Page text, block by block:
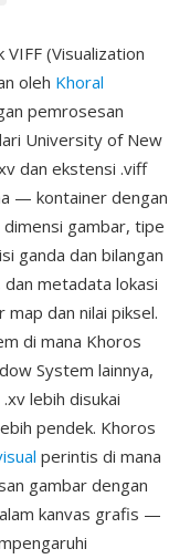
(Visualization
oleh Khoral
pemrosesan
University of New
dan ekstensi .viff
— kontainer dengan
gambar, tipe
ganda dan bilangan
metadata lokasi
dan nilai piksel.
di mana Khoros
System lainnya,
lebih disukai
pendek. Khoros
perintis di mana
gambar dengan
kanvas grafis —